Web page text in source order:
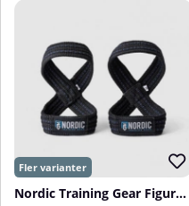
Nordic Training Gear Figure 8 Straps, blå sömmar